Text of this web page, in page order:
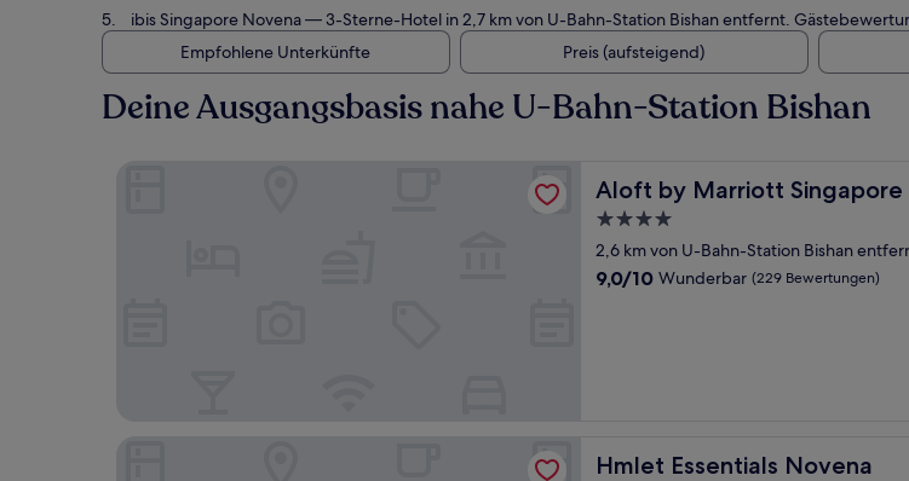
ibis Singapore Novena— 3-Sterne-Hotel in 2,7 km von U-Bahn-Station Bishan entfernt.
Empfohlene Unterkünfte
Preis (aufsteigend)
Deine Ausgangsbasis nahe U-Bahn-Station Bishan
Aloft by Marriott Singapore
Aloft by Marriott Singapore
4.0-
Sterne-
Unterkunft
2,6 km von U-Bahn-Station Bishan
9.0
9,0/10 Wunderbar (229 Bewertungen)
Hmlet Essentials Novena
Hmlet Essentials Novena